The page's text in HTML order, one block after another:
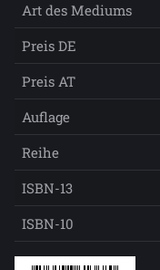
Art des Mediums
Preis DE
Preis AT
Auflage
Reihe
ISBN-13
ISBN-10